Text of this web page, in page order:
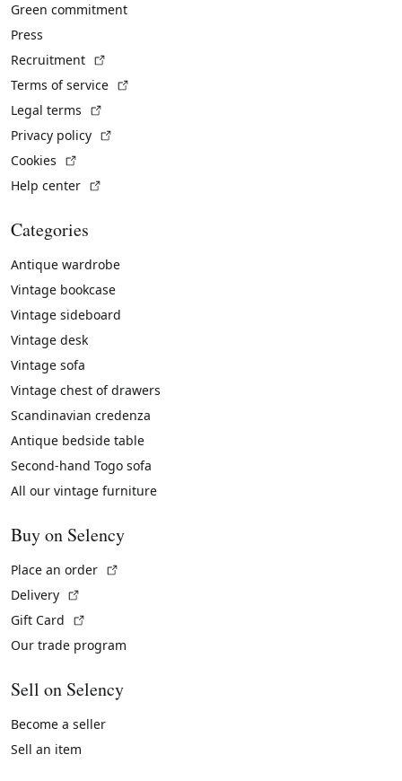
Green commitment
Press
Recruitment
Terms of service
Legal terms
Privacy policy
Cookies
Help center
Categories
Antique wardrobe
Vintage bookcase
Vintage sideboard
Vintage desk
Vintage sofa
Vintage chest of drawers
Scandinavian credenza
Antique bedside table
Second-hand Togo sofa
All our vintage furniture
Buy on Selency
Place an order
Delivery
Gift Card
Our trade program
Sell on Selency
Become a seller
Sell an item